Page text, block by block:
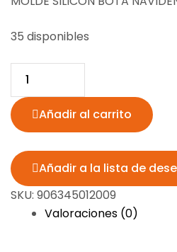
$92.05
35 disponibles
Añadir al carrito
Añadir a la lista de
SKU: 906345012009
Valoraciones (0)